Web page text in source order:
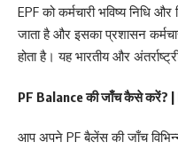
EPF को कर्मचारी भविष्य निधि और
जाता है और इसका प्रशासन
होता है। यह भारतीय और
PF Balance की जाँचकैसे करें? |
आप अपने PF बैलेंस की जाँच